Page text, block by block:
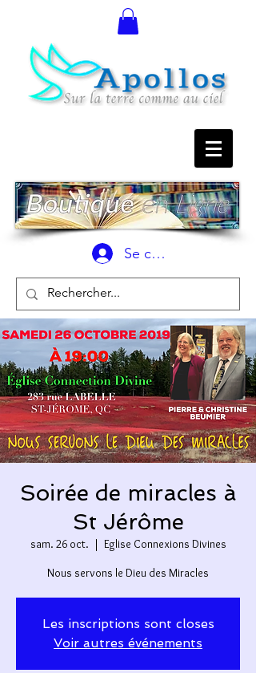
Se connecter
Soirée de miracles à
St Jérôme
sam. 26 oct.
  |
Eglise Connexions Divines
Nous servons le Dieu des Miracles
Les inscriptions sont closes
Voir autres événements